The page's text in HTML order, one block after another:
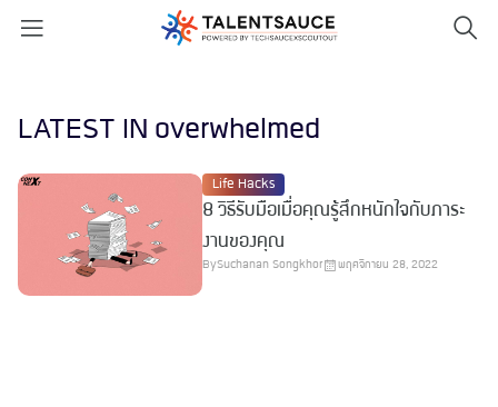
LATEST IN overwhelmed
Life Hacks
8 วิธีรับมือเมื่อคุณรู้สึกหนักใจกับภาระ
งานของคุณ
BySuchanan Songkhor พฤศจิกายน 28, 2022